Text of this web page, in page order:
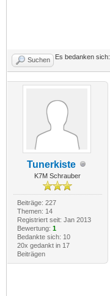
Suchen Es bedanken sich:
Tunerkiste
K7M Schrauber
Beiträge: 227
Themen: 14
Registriert seit: Jan 2013
Bewertung: 1
Bedankte sich: 10
20x gedankt in 17
Beiträgen